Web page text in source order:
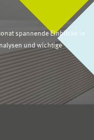
spannende Einblicke in
und wichtige